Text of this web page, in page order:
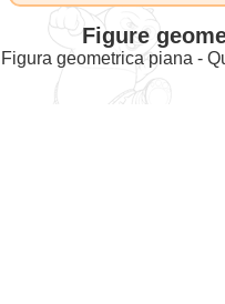
Figure
Figura geometrica piana -